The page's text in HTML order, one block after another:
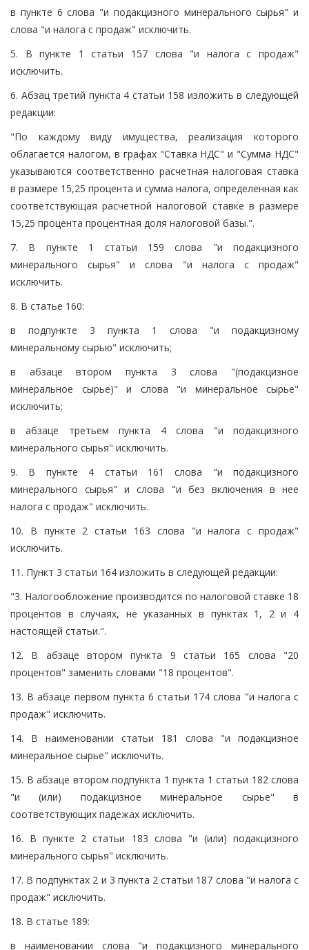
в пункте 6 слова "и подакцизного минерального сырья" и
слова "и налога с продаж" исключить.
5. В пункте 1 статьи 157 слова "и налога с продаж"
исключить.
6. Абзац третий пункта 4 статьи 158 изложить в следующей
редакции:
"По каждому виду имущества, реализация которого
облагается налогом, в графах "Ставка НДС" и "Сумма НДС"
указываются соответственно расчетная налоговая ставка
в размере 15,25 процента и сумма налога, определенная как
соответствующая расчетной налоговой ставке в размере
15,25 процента процентная доля налоговой базы.".
7. В пункте 1 статьи 159 слова "и подакцизного
минерального сырья" и слова "и налога с продаж"
исключить.
8. В статье 160:
в подпункте 3 пункта 1 слова "и подакцизному
минеральному сырью" исключить;
в абзаце втором пункта 3 слова "(подакцизное
минеральное сырье)" и слова "и минеральное сырье"
исключить;
в абзаце третьем пункта 4 слова "и подакцизного
минерального сырья" исключить.
9. В пункте 4 статьи 161 слова "и подакцизного
минерального сырья" и слова "и без включения в нее
налога с продаж" исключить.
10. В пункте 2 статьи 163 слова "и налога с продаж"
исключить.
11. Пункт 3 статьи 164 изложить в следующей редакции:
"3. Налогообложение производится по налоговой ставке 18
процентов в случаях, не указанных в пунктах 1, 2 и 4
настоящей статьи.".
12. В абзаце втором пункта 9 статьи 165 слова "20
процентов" заменить словами "18 процентов".
13. В абзаце первом пункта 6 статьи 174 слова "и налога с
продаж" исключить.
14. В наименовании статьи 181 слова "и подакцизное
минеральное сырье" исключить.
15. В абзаце втором подпункта 1 пункта 1 статьи 182 слова
"и (или) подакцизное минеральное сырье" в
соответствующих падежах исключить.
16. В пункте 2 статьи 183 слова "и (или) подакцизного
минерального сырья" исключить.
17. В подпунктах 2 и 3 пункта 2 статьи 187 слова "и налога с
продаж" исключить.
18. В статье 189:
в наименовании слова "и подакцизного минерального